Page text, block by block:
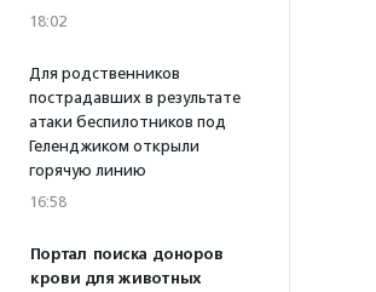
18:02
Для родственников
пострадавших в результате
атаки беспилотников под
Геленджиком открыли
горячую линию
16:58
Портал поиска доноров
крови для животных